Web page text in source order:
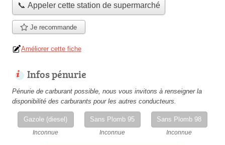
📞 Appeler cette station de supermarché
Je recommande
Améliorer cette fiche
Infos pénurie
Pénurie de carburant possible, nous vous invitons à renseigner la
disponibilité des carburants pour les autres conducteurs.
Gazole (diesel)
Inconnue
Sans Plomb 95
Inconnue
Sans Plomb 98
Inconnue